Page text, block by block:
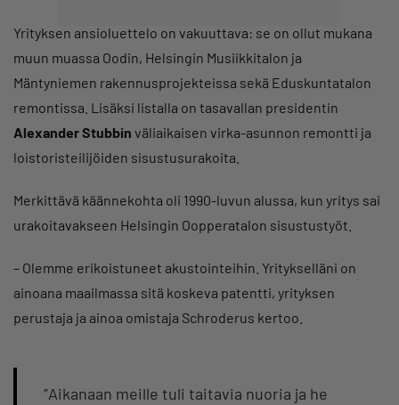
Yrityksen ansioluettelo on vakuuttava: se on ollut mukana
muun muassa Oodin, Helsingin Musiikkitalon ja
Mäntyniemen rakennusprojekteissa sekä Eduskuntatalon
remontissa. Lisäksi listalla on tasavallan presidentin
Alexander Stubbin väliaikaisen virka-asunnon remontti ja
loistoristeilijöiden sisustusurakoita.
Merkittävä käännekohta oli 1990-luvun alussa, kun yritys sai
urakoitavakseen Helsingin Oopperatalon sisustustyöt.
– Olemme erikoistuneet akustointeihin. Yritykselläni on
ainoana maailmassa sitä koskeva patentti, yrityksen
perustaja ja ainoa omistaja Schroderus kertoo.
”Aikanaan meille tuli taitavia nuoria ja he